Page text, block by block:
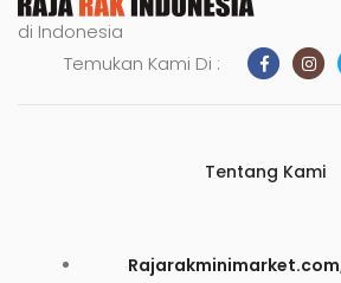
di Indonesia
Temukan Kami Di :
Tentang Kami
Rajarakminimarket.com